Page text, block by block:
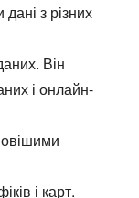
з різних
Він
і онлайн-
і карт.